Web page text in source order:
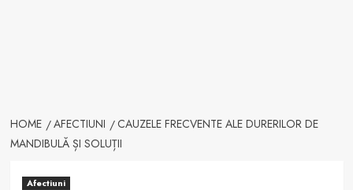
HOME AFECTIUNI
CAUZELE FRECVENTE ALE DURERILOR DE
MANDIBULĂ ȘI SOLUȚII
Afectiuni